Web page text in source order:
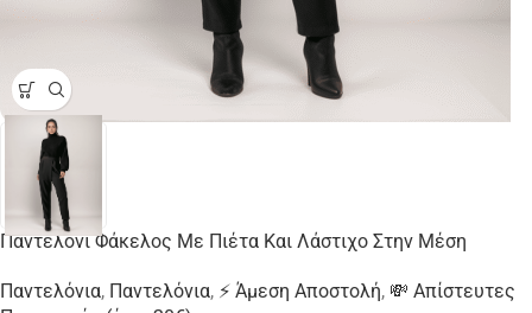
Παντελόνι Φάκελος Με Πιέτα Και Λάστιχο Στην Μέση
Παντελόνια, Παντελόνια, ⚡ Άμεση Αποστολή, 💸 Απίστευτες